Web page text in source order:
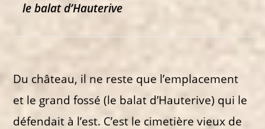
le balat d’Hauterive
Du château, il ne reste que l’emplacement
et le grand fossé (le balat d’Hauterive) qui le
défendait à l’est. C’est le cimetière vieux de